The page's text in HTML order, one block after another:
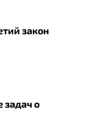
закон
задач о